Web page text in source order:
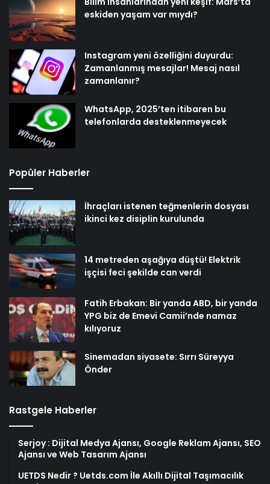
eskiden yaşam var mıydı?
Instagram yeni özelliğini duyurdu:
Zamanlanmış mesajlar! Mesaj nasıl
zamanlanır?
WhatsApp, 2025’ten itibaren bu
telefonlarda desteklenmeyecek
Popüler Haberler
İhraçları istenen teğmenlerin dosyası
ikinci kez disiplin kurulunda
14 metreden aşağıya düştü! Elektrik
işçisi feci şekilde can verdi
Fatih Erbakan: Bir yanda ABD, bir yanda
YPG biz de Emevi Camii’nde namaz
kılıyoruz
Sinemadan siyasete: Sırrı Süreyya
Önder
Rastgele Haberler
Serjoy : Dijital Medya Ajansı, Google Reklam Ajansı, SEO
Ajansı ve Web Tasarım Ajansı
UETDS Nedir ? Uetds.com İle Akıllı Dijital Taşımacılık